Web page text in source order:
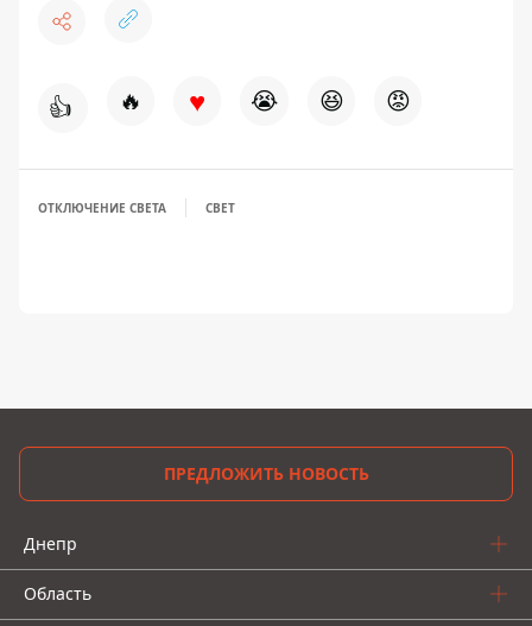
👍 🔥 ♥ 😭 😆 😡
ОТКЛЮЧЕНИЕ СВЕТА СВЕТ
ПРЕДЛОЖИТЬ НОВОСТЬ
Днепр
Область